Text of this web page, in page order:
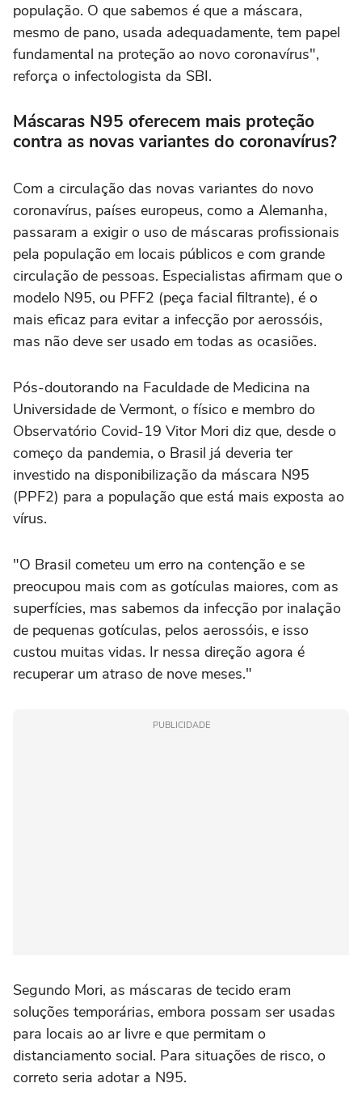
população. O que sabemos é que a máscara,
mesmo de pano, usada adequadamente, tem papel
fundamental na proteção ao novo coronavírus",
reforça o infectologista da SBI.
Máscaras N95 oferecem mais proteção
contra as novas variantes do coronavírus?
Com a circulação das novas variantes do novo
coronavírus, países europeus, como a Alemanha,
passaram a exigir o uso de máscaras profissionais
pela população em locais públicos e com grande
circulação de pessoas. Especialistas afirmam que o
modelo N95, ou PFF2 (peça facial filtrante), é o
mais eficaz para evitar a infecção por aerossóis,
mas não deve ser usado em todas as ocasiões.
Pós-doutorando na Faculdade de Medicina na
Universidade de Vermont, o físico e membro do
Observatório Covid-19 Vitor Mori diz que, desde o
começo da pandemia, o Brasil já deveria ter
investido na disponibilização da máscara N95
(PPF2) para a população que está mais exposta ao
vírus.
"O Brasil cometeu um erro na contenção e se
preocupou mais com as gotículas maiores, com as
superfícies, mas sabemos da infecção por inalação
de pequenas gotículas, pelos aerossóis, e isso
custou muitas vidas. Ir nessa direção agora é
recuperar um atraso de nove meses."
PUBLICIDADE
Segundo Mori, as máscaras de tecido eram
soluções temporárias, embora possam ser usadas
para locais ao ar livre e que permitam o
distanciamento social. Para situações de risco, o
correto seria adotar a N95.